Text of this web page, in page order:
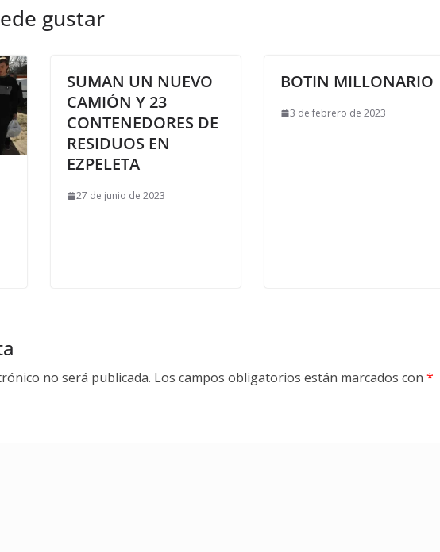
gustar
SUMAN UN NUEVO
CAMIÓN Y 23
CONTENEDORES DE
RESIDUOS EN
EZPELETA
27 de junio de 2023
BOTIN MILLONARIO
3 de febrero de 2023
no será publicada. Los campos obligatorios están marcados con *